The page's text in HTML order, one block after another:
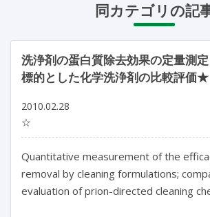
同カテゴリの記
洗浄剤の蛋白質除去効果の定量測
標的とした化学洗浄剤の比較評価★
2010.02.28
☆
Quantitative measurement of the
removal by cleaning formulations;
evaluation of prion-directed cleaning